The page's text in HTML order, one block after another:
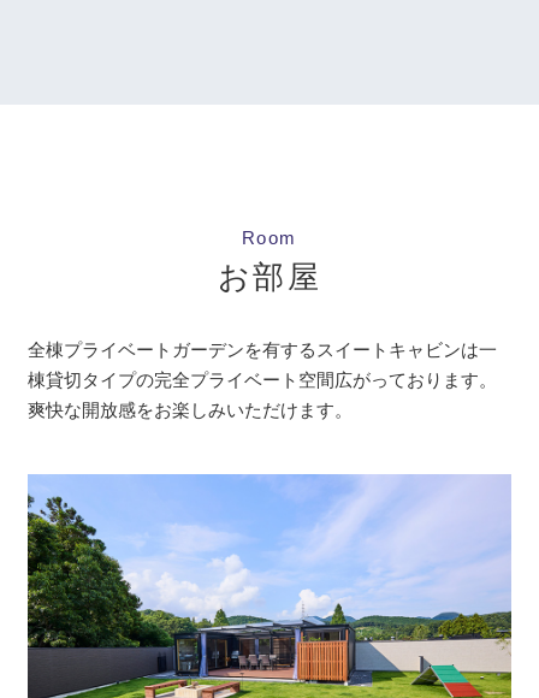
Room
お部屋
全棟プライベートガーデンを有するスイートキャビンは一
棟貸切タイプの完全プライベート空間広がっております。
爽快な開放感をお楽しみいただけます。